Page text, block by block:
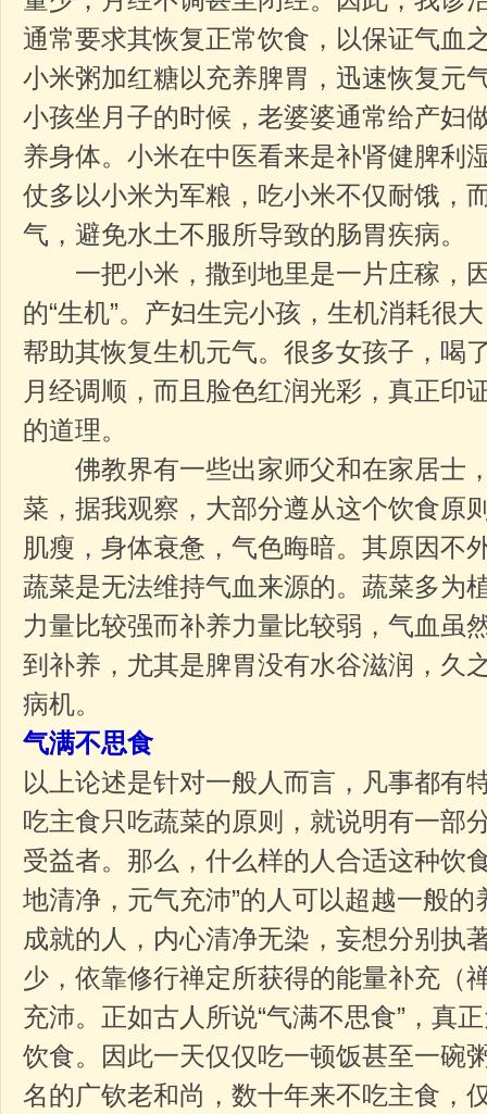
通常要求其恢复正常饮食，以保证气血
小米粥加红糖以充养脾胃，迅速恢复元
小孩坐月子的时候，老婆婆通常给产妇
养身体。小米在中医看来是补肾健脾利
仗多以小米为军粮，吃小米不仅耐饿，
气，避免水土不服所导致的肠胃疾病。
一把小米，撒到地里是一片庄稼，
的“生机”。产妇生完小孩，生机消耗很
帮助其恢复生机元气。很多女孩子，喝
月经调顺，而且脸色红润光彩，真正印
的道理。
佛教界有一些出家师父和在家居士
菜，据我观察，大部分遵从这个饮食原
肌瘦，身体衰惫，气色晦暗。其原因不
蔬菜是无法维持气血来源的。蔬菜多为
力量比较强而补养力量比较弱，气血虽
到补养，尤其是脾胃没有水谷滋润，久
病机。
气满不思食
以上论述是针对一般人而言，凡事都有
吃主食只吃蔬菜的原则，就说明有一部
受益者。那么，什么样的人合适这种饮
地清净，元气充沛”的人可以超越一般
成就的人，内心清净无染，妄想分别执
少，依靠修行禅定所获得的能量补充（
充沛。正如古人所说“气满不思食”，真
饮食。因此一天仅仅吃一顿饭甚至一碗
名的广钦老和尚，数十年来不吃主食，